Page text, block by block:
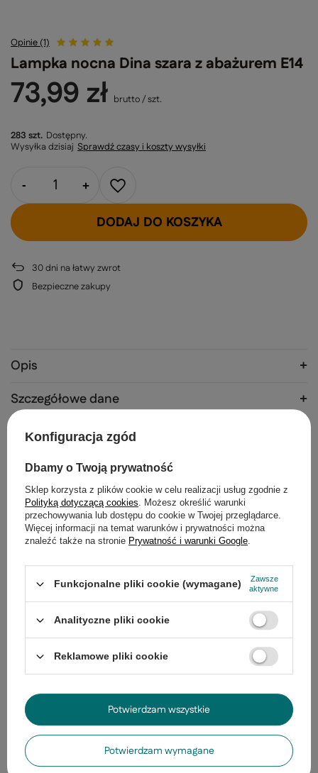
Opinie (1)
Lampka nocna Dina szara z abażurem E14
283 szt. Dostępny
Wysyłka dzisiaj Sprawdź czasy i koszty wysyłki
73,99 zł brutto/szt.
- +
DODAJ DO KOSZYKA
30dni na łatwy zwrot
Bezpieczne zakupy
Opis
Szczegółowe dane
Do pobrania
Gwarancja
Opinie (0)
niezwłocznie, najciekawsze pytania i
Zadaj pytanie
Ostatnio oglądane
Konfiguracja zgód
Dbamy o Twoją prywatność
Sklep korzysta z plików cookie w celu realizacji usług zgodnie z
Polityką dotyczącą cookies. Możesz określić warunki
przechowywania lub dostępu do cookie w Twojej przeglądarce.
Więcej informacji na temat warunków i prywatności można
znaleźć także na stronie Prywatność i warunki Google.
Funkcjonalne pliki cookie (wymagane)
Zawsze
aktywne
Analityczne pliki cookie
Reklamowe pliki cookie
Potwierdzam wymagane
Potwierdzam wszystkie